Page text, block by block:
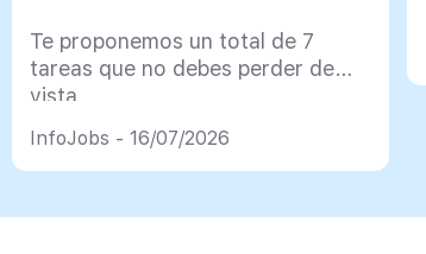
Te proponemos un total de 7
tareas que no debes perder de
vista
InfoJobs - 16/07/2026